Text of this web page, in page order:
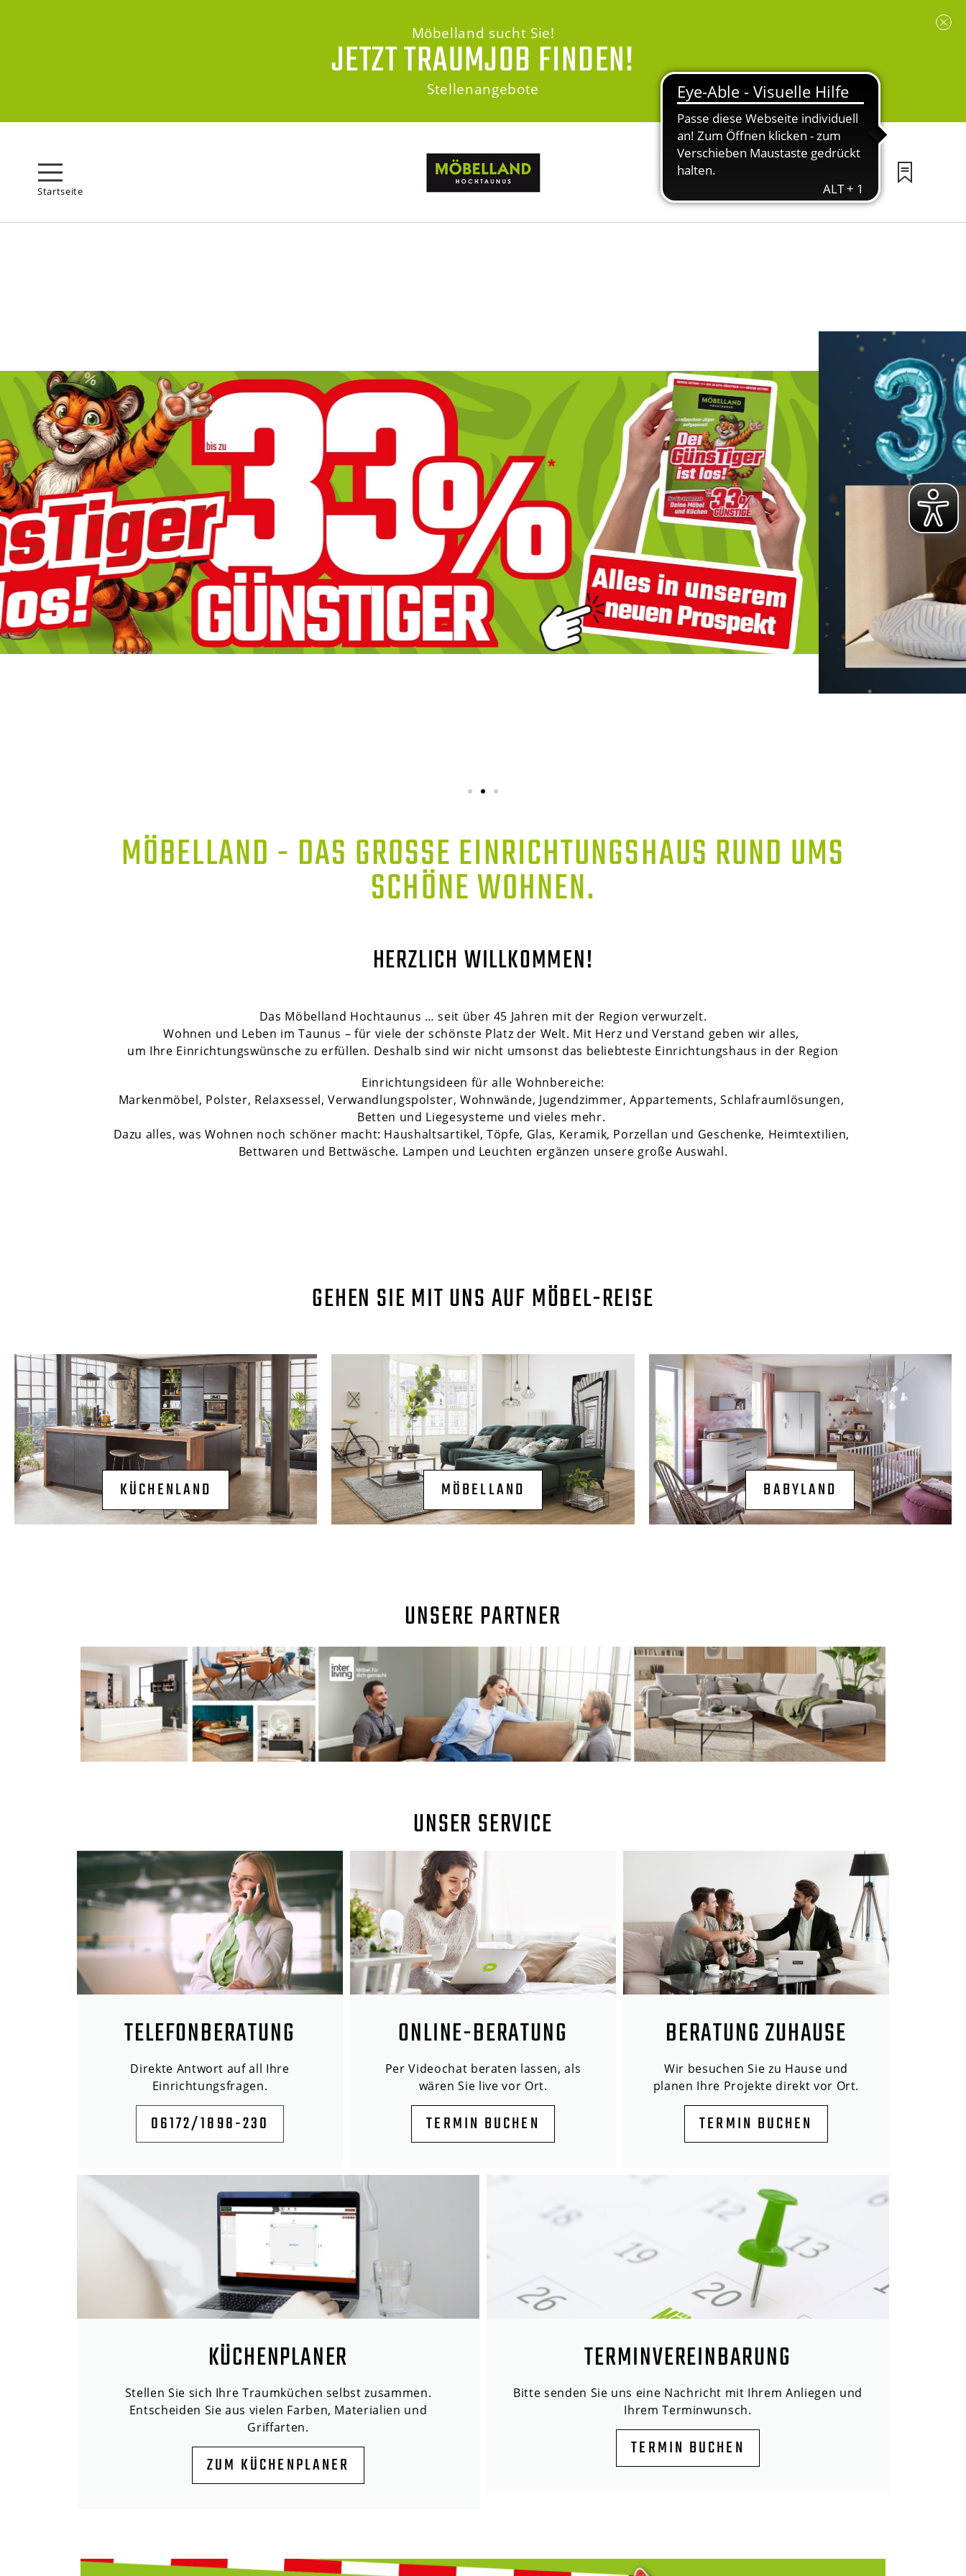
Möbelland sucht Sie!
JETZT TRAUMJOB FINDEN!
Stellenangebote
Startseite
MÖBELLAND - DAS GROSSE EINRICHTUNGSHAUS RUND UMS S
CHÖNE WOHNEN.
HERZLICH WILLKOMMEN!
Das Möbelland Hochtaunus … seit über 45 Jahren mit der Region verwurzelt.
Wohnen und Leben im Taunus – für viele der schönste Platz der Welt. Mit Herz und Verstand geben wir alles,
um Ihre Einrichtungswünsche zu erfüllen. Deshalb sind wir nicht umsonst das beliebteste Einrichtungshaus in der Region
Einrichtungsideen für alle Wohnbereiche:
Markenmöbel, Polster, Relaxsessel, Verwandlungspolster, Wohnwände, Jugendzimmer, Appartements, Schlafraumlösungen,
Betten und Liegesysteme und vieles mehr.
Dazu alles, was Wohnen noch schöner macht: Haushaltsartikel, Töpfe, Glas, Keramik, Porzellan und Geschenke, Heimtextilien,
Bettwaren und Bettwäsche. Lampen und Leuchten ergänzen unsere große Auswahl.
GEHEN SIE MIT UNS AUF MÖBEL-REISE
KÜCHENLAND MÖBELLAND BABYLAND
UNSERE PARTNER
UNSER SERVICE
TELEFONBERATUNG
Direkte Antwort auf all Ihre
Einrichtungsfragen.
06172/1898-230
ONLINE-BERATUNG
Per Videochat beraten lassen, als
wären Sie live vor Ort.
TERMIN BUCHEN
BERATUNG ZUHAUSE
Wir besuchen Sie zu Hause und
planen Ihre Projekte direkt vor Ort.
TERMIN BUCHEN
KÜCHENPLANER
Stellen Sie sich Ihre Traumküchen selbst zusammen.
Entscheiden Sie aus vielen Farben, Materialien und
Griffarten.
ZUM KÜCHENPLANER
TERMINVEREINBARUNG
Bitte senden Sie uns eine Nachricht mit Ihrem Anliegen und
Ihrem Terminwunsch.
TERMIN BUCHEN